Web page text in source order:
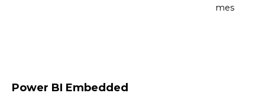
mes
Power BI Embedded